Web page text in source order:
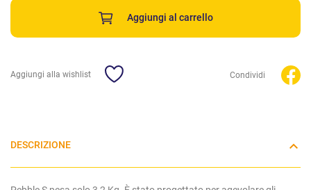
Aggiungi al carrello
Aggiungi alla wishlist Condividi
DESCRIZIONE